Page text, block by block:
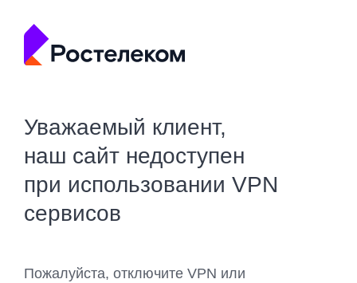
Уважаемый клиент,
наш сайт недоступен
при использовании VPN
сервисов
Пожалуйста, отключите VPN или